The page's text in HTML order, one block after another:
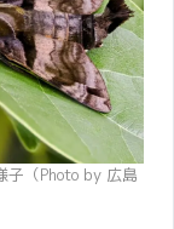
子（Photo by 広島